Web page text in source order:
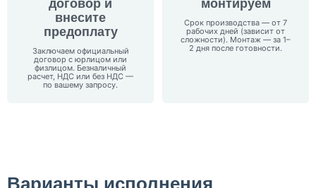
договор и
внесите
предоплату
Заключаем официальный
договор с юрлицом или
физлицом. Безналичный
расчет, НДС или без НДС —
по вашему запросу.
монтируем
Срок производства — от 7
рабочих дней (зависит от
сложности). Монтаж — за 1–
2 дня после готовности.
Варианты исполнения